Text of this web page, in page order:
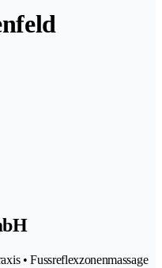
• Fussreflexzonenmassage